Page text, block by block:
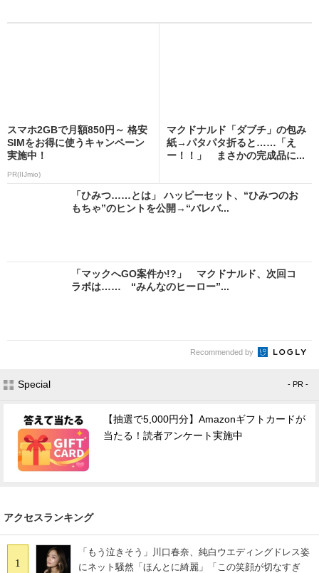
スマホ2GBで月額850円～ 格安
SIMをお得に使うキャンペーン
実施中！
PR(IIJmio)
マクドナルド「ダブチ」の包み
紙→パタパタ折ると……「え
ー！！」 まさかの完成品に...
「ひみつ……とは」 ハッピーセット、“ひみつのお
もちゃ”のヒントを公開→“バレバ...
「マックへGO案件か!?」 マクドナルド、次回コ
ラボは…… “みんなのヒーロー”...
Recommended by
Special - PR -
【抽選で5,000円分】Amazonギフトカードが
当たる！読者アンケート実施中
アクセスランキング
1
「もう泣きそう」川口春奈、純白ウエディングドレス姿
にネット騒然「ほんとに綺麗」「この笑顔が切なすぎ